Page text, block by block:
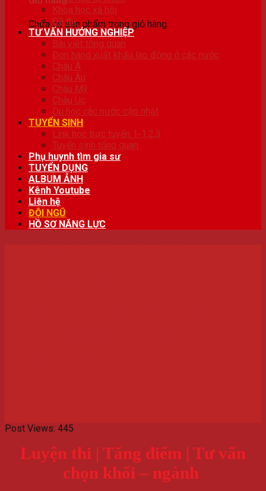
Chưa có sản phẩm trong giỏ hàng.
Khoa học xã hội
Đề thi
TƯ VẤN HƯỚNG NGHIỆP
Bài viêt tổng quan
Đơn hàng xuất khẩu lao động ở các nước
Châu Á
Châu Âu
Châu Mỹ
Châu Úc
Du học các nước cập nhật
TUYỂN SINH
Link học trực tuyến 1-1,2,3
Tuyển sinh tổng quan
Phụ huynh tìm gia sư
TUYỂN DỤNG
ALBUM ẢNH
Kênh Youtube
Liên hệ
ĐỘI NGŨ
HỒ SƠ NĂNG LỰC
Post Views: 445
Luyện thi | Tăng điểm | Tư vấn
chọn khối – ngành